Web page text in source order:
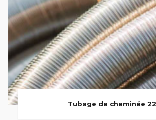
Tubage de cheminée 22